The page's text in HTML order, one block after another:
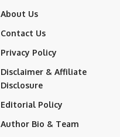
About Us
Contact Us
Privacy Policy
Disclaimer & Affiliate
Disclosure
Editorial Policy
Author Bio & Team